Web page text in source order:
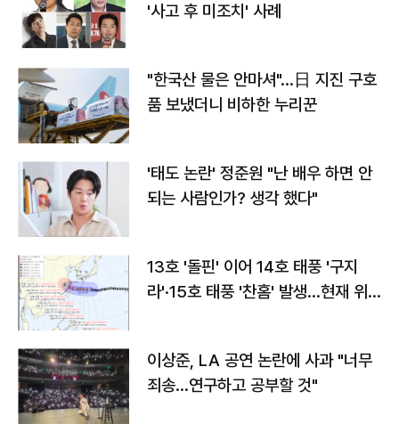
'사고 후 미조치' 사례
"한국산 물은 안마셔"…日 지진 구호
품 보냈더니 비하한 누리꾼
'태도 논란' 정준원 "난 배우 하면 안
되는 사람인가? 생각 했다"
13호 '돌핀' 이어 14호 태풍 '구지
라'·15호 태풍 '찬홈' 발생…현재 위
이상준, LA 공연 논란에 사과 "너무
죄송…연구하고 공부할 것"